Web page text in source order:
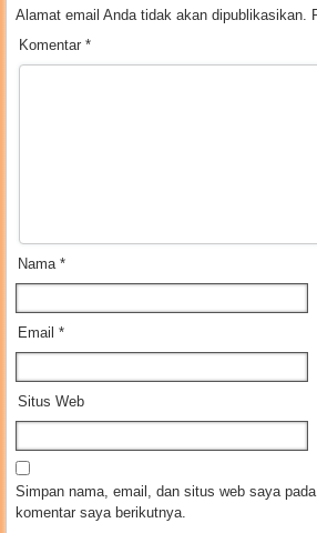
Alamat email Anda tidak akan dipublikasikan.
Komentar *
Nama *
Email *
Situs Web
Simpan nama, email, dan situs web saya
komentar saya berikutnya.